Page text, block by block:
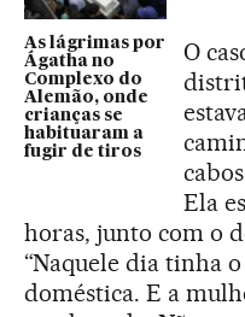
As lágrimas por
Ágatha no
Complexo do
Alemão, onde
crianças se
habituaram a
fugir de tiros
O
Ela
horas, junto com o
“Naquele dia tinha
doméstica. E a